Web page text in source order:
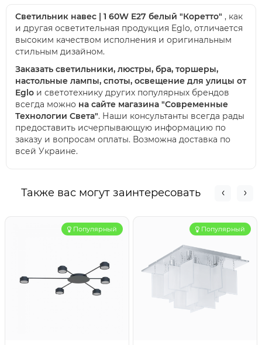
Светильник навес | 1 60W E27 белый "Коретто" , как
и другая осветительная продукция Eglo, отличается
высоким качеством исполнения и оригинальным
стильным дизайном.
Заказать светильники, люстры, бра, торшеры,
настольные лампы, споты, освещение для улицы от
Eglo и светотехнику других популярных брендов
всегда можно на сайте магазина "Современные
Технологии Света". Наши консультанты всегда рады
предоставить исчерпывающую информацию по
заказу и вопросам оплаты. Возможна доставка по
всей Украине.
Также вас могут заинтересовать
Популярный Популярный